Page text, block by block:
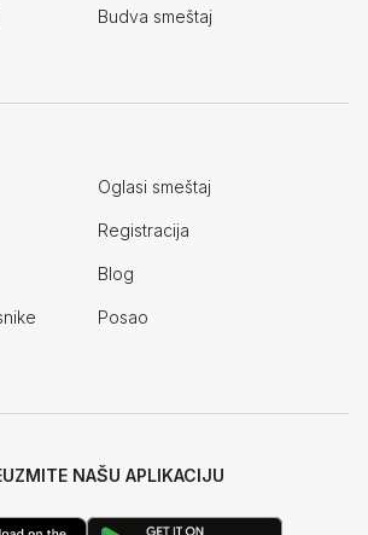
Budva smeštaj
Oglasi smeštaj
Registracija
Blog
Posao
NAŠU APLIKACIJU